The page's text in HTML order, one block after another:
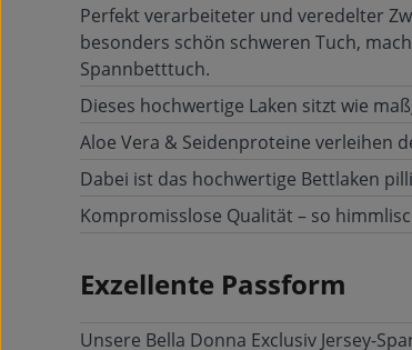
Perfekt verarbeiteter und veredelter
besonders schön schweren Tuch,
Spannbetttuch.
Dieses hochwertige Laken sitzt wie
Aloe Vera & Seidenproteine verleihen
Dabei ist das hochwertige Bettlaken
Kompromisslose Qualität – so
Exzellente Passform
Unsere Bella Donna Exclusiv Jersey-